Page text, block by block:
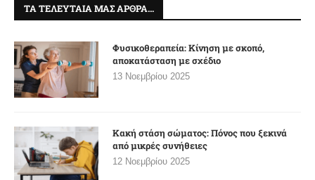
ΤΑ ΤΕΛΕΥΤΑΊΑ ΜΑΣ ΆΡΘΡΑ…
Φυσικοθεραπεία: Κίνηση με σκοπό,
αποκατάσταση με σχέδιο
13 Νοεμβρίου 2025
Κακή στάση σώματος: Πόνος που ξεκινά
από μικρές συνήθειες
12 Νοεμβρίου 2025